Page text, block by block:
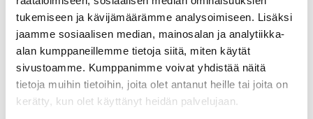
tukemiseen ja kävijämäärämme analysoimiseen. Lisäksi
jaamme sosiaalisen median, mainosalan ja analytiikka-
alan kumppaneillemme tietoja siitä, miten käytät
sivustoamme. Kumppanimme voivat yhdistää näitä
tietoja muihin tietoihin, joita olet antanut heille tai joita on
kerätty, kun olet käyttänyt heidän palvelujaan.
alalla tarvitaan lisää tekijöitä ja meille on tärkeää,
että olemassa olevat työntekijämme pääsevät
kehittämään taitojaan jatkuvasti”, John täsmentää.
Miten viime talven poikkeukselliset
sääolosuhteet vaikuttivat huollon